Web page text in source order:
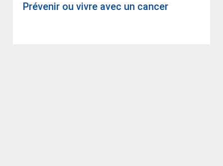
Pré­ve­nir ou vivre avec un can­cer